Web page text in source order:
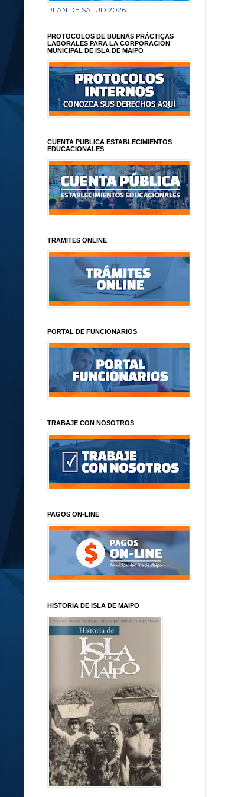
PLAN DE SALUD 2026
PROTOCOLOS DE BUENAS PRÁCTICAS
LABORALES PARA LA CORPORACIÓN
MUNICIPAL DE ISLA DE MAIPO
CUENTA PUBLICA ESTABLECIMIENTOS
EDUCACIONALES
TRAMITES ONLINE
PORTAL DE FUNCIONARIOS
TRABAJE CON NOSOTROS
PAGOS ON-LINE
HISTORIA DE ISLA DE MAIPO